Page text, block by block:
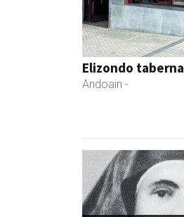
Elizondo taberna
Andoain -